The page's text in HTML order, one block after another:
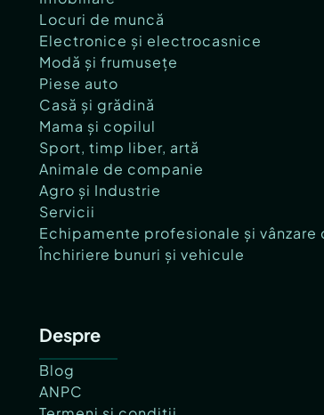
Locuri de muncă
Electronice și electrocasnice
Modă și frumusețe
Piese auto
Casă și grădină
Mama și copilul
Sport, timp liber, artă
Animale de companie
Agro și Industrie
Servicii
Echipamente profesionale și vânzare
Închiriere bunuri și vehicule
Despre
Blog
ANPC